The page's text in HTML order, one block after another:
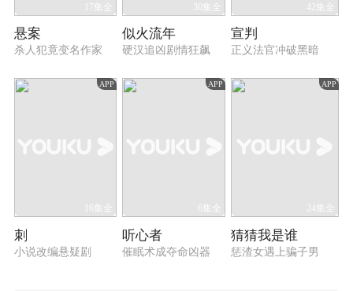
17集全
悬案
杀人犯竟变名作家
30集全
似火流年
硬汉追凶剧情狂飙
42集全
宣判
正义法官冲破黑暗
APP
16集全
刺
小说改编悬疑剧
APP
6集全
听心者
催眠术成夺命凶器
APP
24集全
猜猜我是谁
惩渣女遇上骗子男